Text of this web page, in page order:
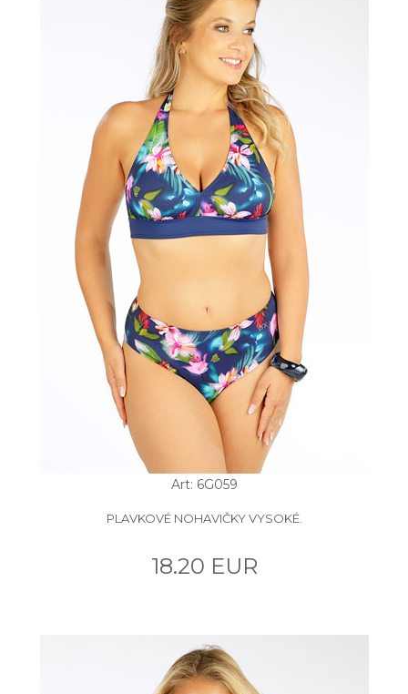
Art: 6G059
PLAVKOVÉ NOHAVIČKY VYSOKÉ.
18.20 EUR